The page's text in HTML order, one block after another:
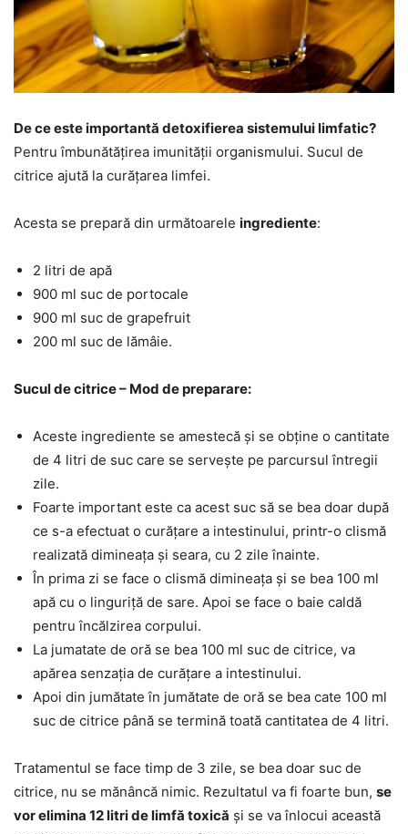
De ce este importantă detoxifierea sistemului limfatic?
Pentru îmbunătățirea imunității organismului. Sucul de
citrice ajută la curățarea limfei.
Acesta se prepară din următoarele ingrediente:
2 litri de apă
900 ml suc de portocale
900 ml suc de grapefruit
200 ml suc de lămâie.
Sucul de citrice – Mod de preparare:
Aceste ingrediente se amestecă și se obține o cantitate
de 4 litri de suc care se servește pe parcursul întregii
zile.
Foarte important este ca acest suc să se bea doar după
ce s-a efectuat o curățare a intestinului, printr-o clismă
realizată dimineața și seara, cu 2 zile înainte.
În prima zi se face o clismă dimineața și se bea 100 ml
apă cu o linguriță de sare. Apoi se face o baie caldă
pentru încălzirea corpului.
La jumatate de oră se bea 100 ml suc de citrice, va
apărea senzația de curățare a intestinului.
Apoi din jumătate în jumătate de oră se bea cate 100 ml
suc de citrice până se termină toată cantitatea de 4 litri.
Tratamentul se face timp de 3 zile, se bea doar suc de
citrice, nu se mănâncă nimic. Rezultatul va fi foarte bun, se
vor elimina 12 litri de limfă toxică și se va înlocui această